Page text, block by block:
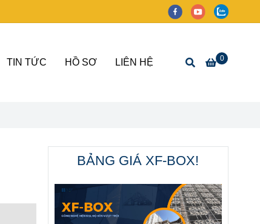
0
TIN TỨC HỒ SƠ LIÊN HỆ
BẢNG GIÁ XF-BOX!